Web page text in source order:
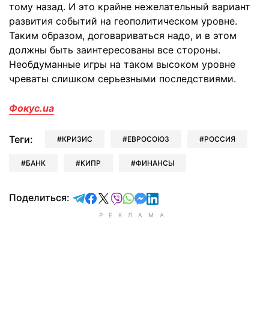
тому назад. И это крайне нежелательный вариант
развития событий на геополитическом уровне.
Таким образом, договариваться надо, и в этом
должны быть заинтересованы все стороны.
Необдуманные игры на таком высоком уровне
чреваты слишком серьезными последствиями.
Фокус.ua
Теги: КРИЗИС ЕВРОСОЮЗ РОССИЯ
БАНК КИПР ФИНАНСЫ
Поделиться: отправить в Telegram
поделиться в Facebook
поделиться в X
отправить в Viber
отправить в Whatsapp
отправить в Messenger
отправить в LinkedIn